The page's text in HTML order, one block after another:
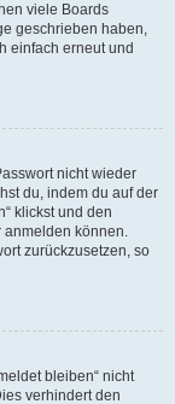
viele Boards
geschrieben haben,
einfach erneut und
nicht wieder
du, indem du auf der
klickst und den
anmelden können.
zurückzusetzen, so
bleiben“ nicht
verhindert den